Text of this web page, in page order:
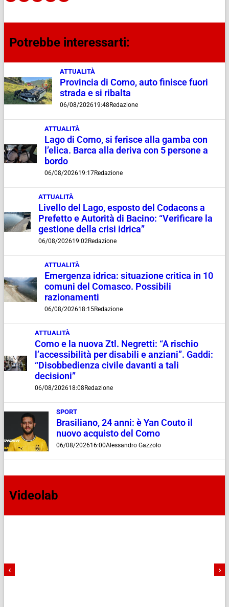
Potrebbe interessarti:
ATTUALITÀ
Provincia di Como, auto finisce fuori
strada e si ribalta
06/08/202619:48 Redazione
ATTUALITÀ
Lago di Como, si ferisce alla gamba con
l’elica. Barca alla deriva con 5 persone a
bordo
06/08/202619:17Redazione
ATTUALITÀ
Livello del Lago, esposto del Codacons a
Prefetto e Autorità di Bacino: “Verificare la
gestione della crisi idrica”
06/08/202619:02Redazione
ATTUALITÀ
Emergenza idrica: situazione critica in 10
comuni del Comasco. Possibili
razionamenti
06/08/202618:15Redazione
ATTUALITÀ
Como e la nuova Ztl. Negretti: “A rischio
l’accessibilità per disabili e anziani”. Gaddi:
“Disobbedienza civile davanti a tali
decisioni”
06/08/202618:08 Redazione
SPORT
Brasiliano, 24 anni: è Yan Couto il
nuovo acquisto del Como
06/08/202616:00Alessandro Gazzolo
Videolab
‹ ›